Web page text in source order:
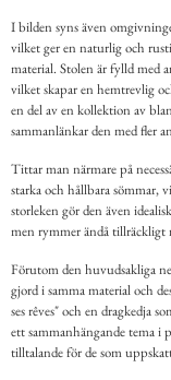
I bilden syns även
vilket ger en naturlig och
material. Stolen är fylld med
vilket skapar en hemtrevlig
en del av en kollektion av
sammanlänkar den med fler
Tittar man närmare på
starka och hållbara sömmar,
storleken gör den även
men rymmer ändå tillräckligt
Förutom den huvudsakliga
gjord i samma material och
ses rêves" och en dragkedja
ett sammanhängande tema i
tilltalande för de som